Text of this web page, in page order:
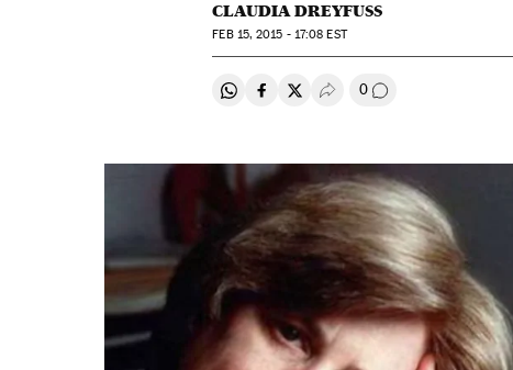
CLAUDIA DREYFUSS
FEB15, 2015 - 17:08 EST
Compartir en Whatsapp
Compartir en Facebook
Compartir en Twitter
Desplegar Redes Sociales
0 Comentários